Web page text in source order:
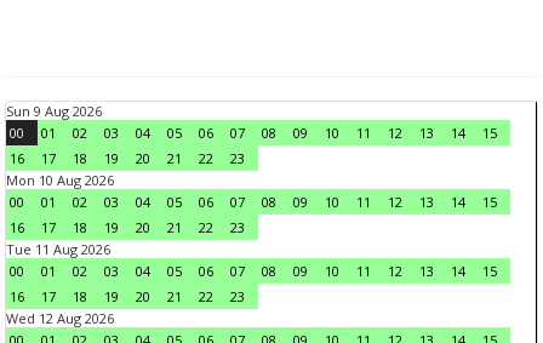
Sun 9 Aug 2026
00
01 02 03 04 05 06 07 08 09 10 11 12 13 14
15
16
17 18 19 20 21 22
23
Mon 10 Aug 2026
00
01 02 03 04 05 06 07 08 09 10 11 12 13 14
15
16
17 18 19 20 21 22
23
Tue 11 Aug 2026
00
01 02 03 04 05 06 07 08 09 10 11 12 13 14
15
16
17 18 19 20 21 22
23
Wed 12 Aug 2026